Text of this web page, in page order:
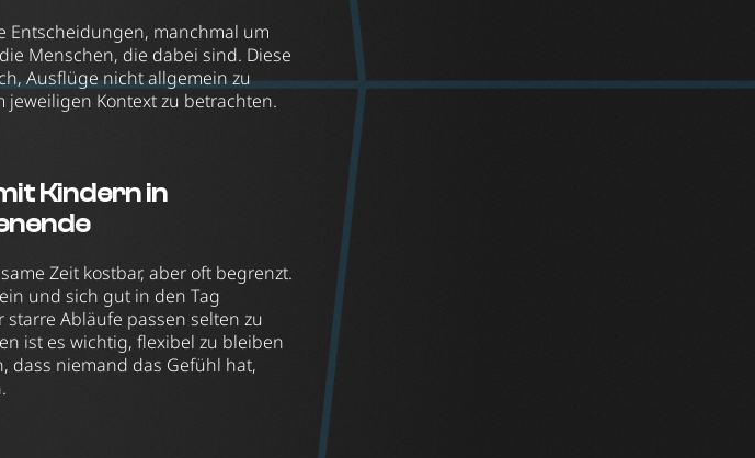
Entscheidungen, manchmal um
Menschen, die dabei sind. Diese
Ausflüge nicht allgemein zu
Kontext zu betrachten.
Kindern in
Zeit kostbar, aber oft begrenzt.
und sich gut in den Tag
Abläufe passen selten zu
ist es wichtig, flexibel zu bleiben
dass niemand das Gefühl hat,